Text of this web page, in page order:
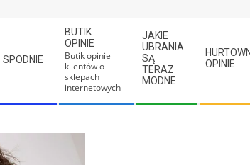
SPODNIE
BUTIK
OPINIE
Butik opinie
klientów o
sklepach
internetowych
JAKIE
UBRANIA
SĄ
TERAZ
MODNE
OPINIE